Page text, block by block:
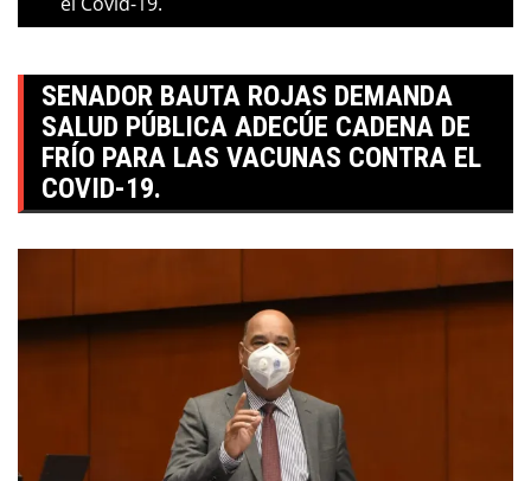
SENADOR BAUTA ROJAS DEMANDA
SALUD PÚBLICA ADECÚE CADENA DE
FRÍO PARA LAS VACUNAS CONTRA EL
COVID-19.